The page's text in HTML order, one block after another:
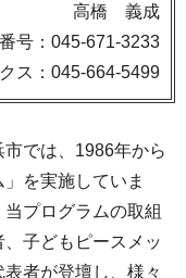
高橋 義成
号：045-671-3233
ス：045-664-5499
では、1986年から
を実施していま
ラムの取組
子どもピースメッ
者が登壇し、様々